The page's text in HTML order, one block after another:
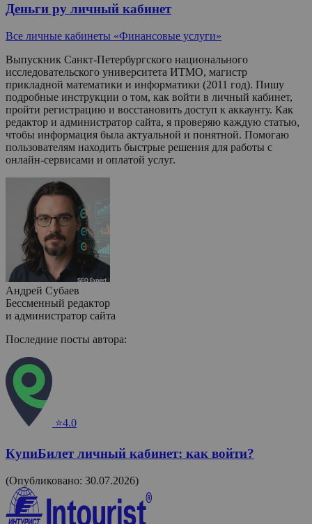
Деньги ру личный кабинет
Все личные кабинеты «Финансовые услуги»
Выпускник Санкт-Петербургского национального
исследовательского университета ИТМО, магистр
прикладной математики и информатики (2011 год). Пишу
подробные инструкции о том, как войти в личный кабинет,
пройти регистрацию и восстановить доступ к аккаунту. Как
редактор и администратор сайта, я проверяю каждую статью,
чтобы информация была актуальной и понятной. Помогаю
пользователям находить быстрые решения для работы с
онлайн-сервисами и оплатой услуг.
Андрей Субаев
Бессменный редактор
и администратор сайта
Последние посты автора:
⭐4.0
КупиБилет личный кабинет: как войти?
(Опубликовано: 30.07.2026)